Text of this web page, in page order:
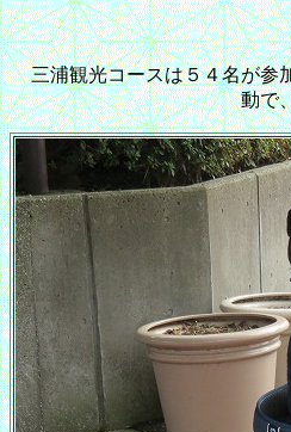
三浦観光コースは５４名が参
動で